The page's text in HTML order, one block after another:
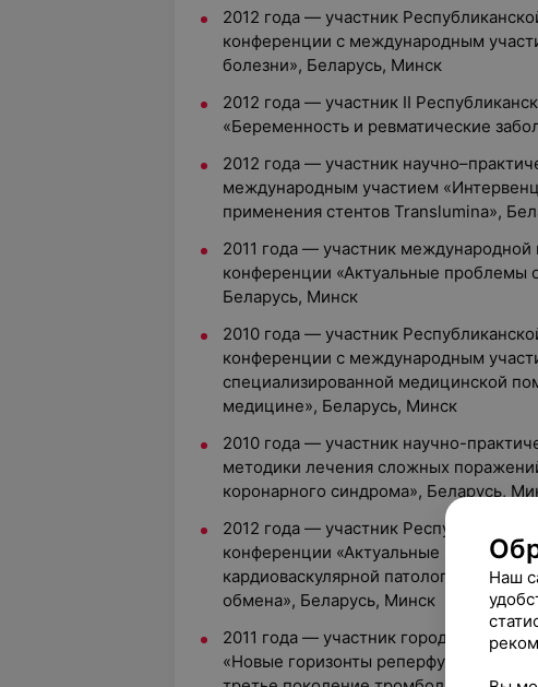
2012 года — участник
конференции с международным
болезни», Беларусь, Минск
2012 года — участник II
«Беременность и ревматические
2012 года — участник
международным участием
применения стентов Translumina»,
2011 года — участник международной
конференции «Актуальные проблемы
Беларусь, Минск
2010 года — участник
конференции с международным
специализированной медицинской
медицине», Беларусь, Минск
2010 года — участник научно-
методики лечения сложных
коронарного синдрома», Беларусь,
2012 года — участник
конференции «Актуальные проблемы
кардиоваскулярной патологии у
обмена», Беларусь, Минск
2011 года — участник городского
«Новые горизонты реперфузионной
Наш